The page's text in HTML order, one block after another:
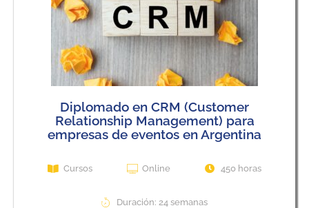
Diplomado en CRM (Customer
Relationship Management) para
empresas de eventos en Argentina
Cursos Online 450 horas
Duración: 24 semanas